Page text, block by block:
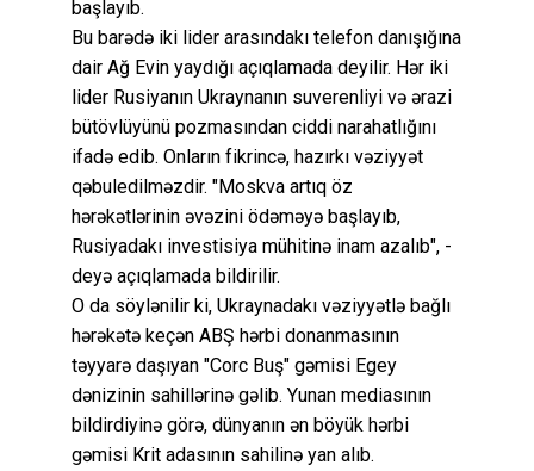
başlayıb.
Bu barədə iki lider arasındakı telefon danışığına
dair Ağ Evin yaydığı açıqlamada deyilir. Hər iki
lider Rusiyanın Ukraynanın suverenliyi və ərazi
bütövlüyünü pozmasından ciddi narahatlığını
ifadə edib. Onların fikrincə, hazırkı vəziyyət
qəbuledilməzdir. "Moskva artıq öz
hərəkətlərinin əvəzini ödəməyə başlayıb,
Rusiyadakı investisiya mühitinə inam azalıb", -
deyə açıqlamada bildirilir.
O da söylənilir ki, Ukraynadakı vəziyyətlə bağlı
hərəkətə keçən ABŞ hərbi donanmasının
təyyarə daşıyan "Corc Buş" gəmisi Egey
dənizinin sahillərinə gəlib. Yunan mediasının
bildirdiyinə görə, dünyanın ən böyük hərbi
gəmisi Krit adasının sahilinə yan alıb.